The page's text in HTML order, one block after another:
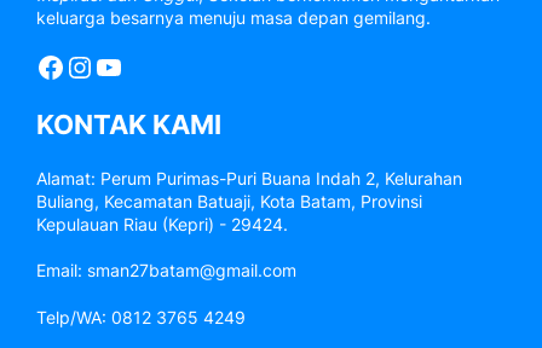
keluarga besarnya menuju masa depan gemilang.
Facebook
Instagram
YouTube
KONTAK KAMI
Alamat: Perum Purimas-Puri Buana Indah 2, Kelurahan
Buliang, Kecamatan Batuaji, Kota Batam, Provinsi
Kepulauan Riau (Kepri) - 29424.
Email: sman27batam@gmail.com
Telp/WA: 0812 3765 4249